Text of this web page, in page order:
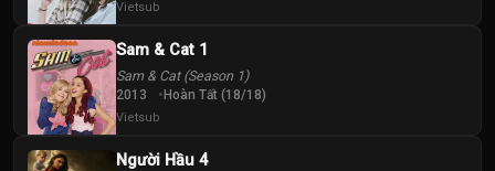
52
55
Tập
56
Vietsub
Sam & Cat 1
Sam & Cat (Season 1)
2013 Hoàn Tất (18/18)
Vietsub
Người Hầu 4